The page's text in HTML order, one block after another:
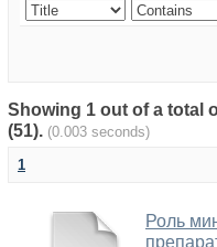
Showing 1 out of a total
(51). (0.003 seconds)
1
Роль